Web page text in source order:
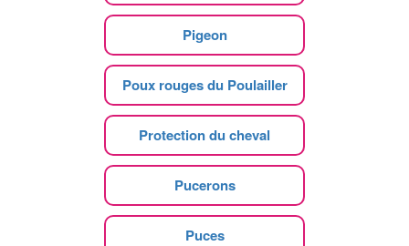
Pigeon
Poux rouges du Poulailler
Protection du cheval
Pucerons
Puces